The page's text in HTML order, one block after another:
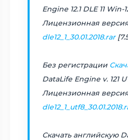
Engine 12.1 DLE 11 Win-
Лицензионная
dle12_1_30.01.2018.rar
Без регистрации
DataLife Engine v. 121
Лицензионная
Скачать английскую